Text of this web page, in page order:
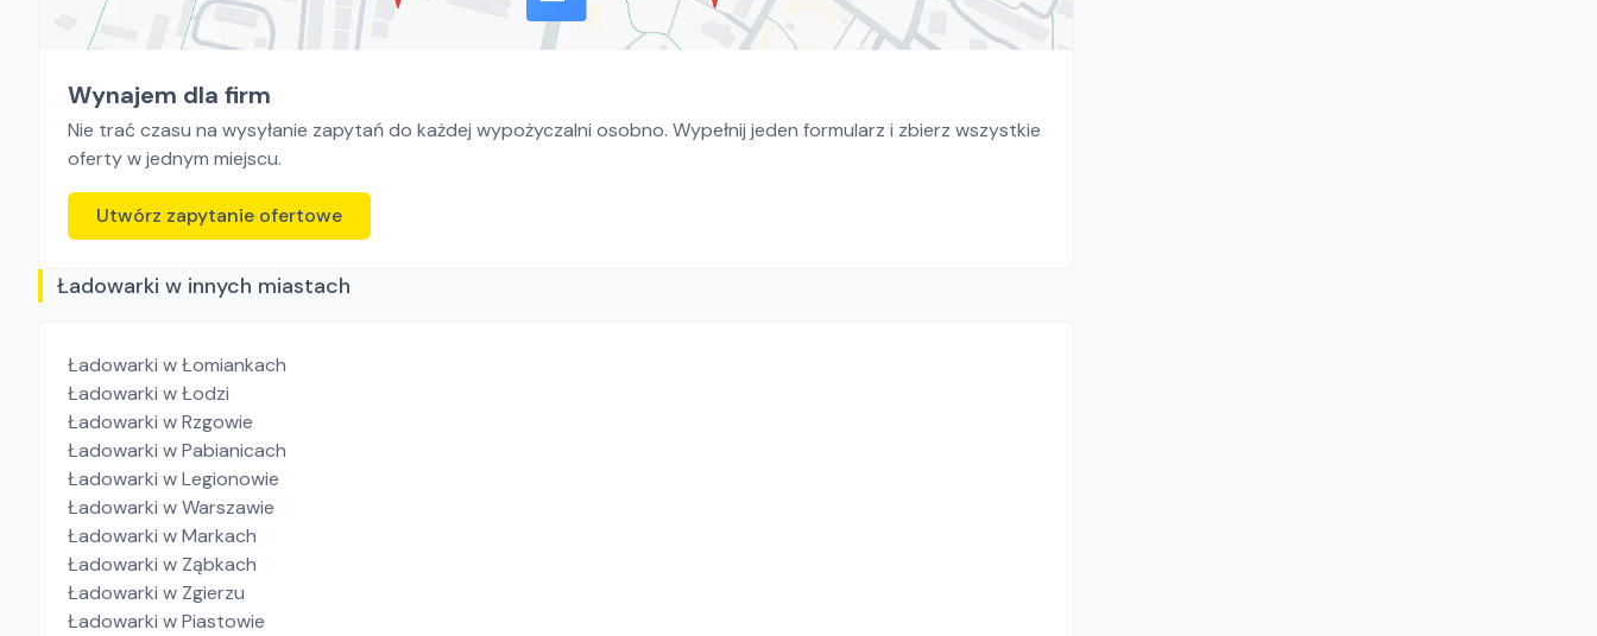
Wynajem dla firm
Nie trać czasu na wysyłanie zapytań do każdej wypożyczalni osobno. Wypełnij jeden formularz i zbierz wszystkie
oferty w jednym miejscu.
Utwórz zapytanie ofertowe
Ładowarki w innych miastach
Ładowarki w Łomiankach
Ładowarki w Łodzi
Ładowarki w Rzgowie
Ładowarki w Pabianicach
Ładowarki w Legionowie
Ładowarki w Warszawie
Ładowarki w Markach
Ładowarki w Ząbkach
Ładowarki w Zgierzu
Ładowarki w Piastowie